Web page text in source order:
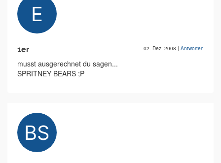
1er 02. Dez. 2008 | Antworten
musst ausgerechnet du sagen...
SPRITNEY BEARS ;P